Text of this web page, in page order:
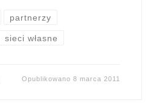
partnerzy
sieci własne
Opublikowano8 marca 2011